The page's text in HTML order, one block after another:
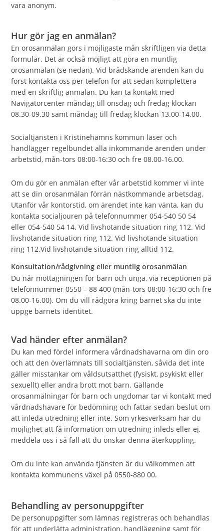
vara anonym.
Hur gör jag en anmälan?
En orosanmälan görs i möjligaste mån skriftligen via detta
formulär. Det är också möjligt att göra en muntlig
orosanmälan (se nedan). Vid brådskande ärenden kan du
först kontakta oss per telefon för att sedan komplettera
med en skriftlig anmälan. Du kan ta kontakt med
Navigatorcenter måndag till onsdag och fredag klockan
08.30-09.30 samt måndag till fredag klockan 13.00-14.00.
Socialtjänsten i Kristinehamns kommun läser och
handlägger regelbundet alla inkommande ärenden under
arbetstid, mån-tors 08:00-16:30 och fre 08.00-16.00.
Om du gör en anmälan efter vår arbetstid kommer vi inte
att se din orosanmälan förrän nästkommande arbetsdag.
Utanför vår kontorstid, om ärendet inte kan vänta, kan du
kontakta socialjouren på telefonnummer 054-540 50 54
eller 054-540 54 14. Vid livshotande situation ring 112. Vid
livshotande situation ring 112. Vid livshotande situation
ring 112.Vid livshotande situation ring alltid 112.
Konsultation/rådgivning eller muntlig orosanmälan
Du når mottagningen för barn och unga, via receptionen på
telefonnummer 0550 – 88 400 (mån-tors 08:00-16:30 och fre
08.00-16.00). Om du vill rådgöra kring barnet ska du inte
uppge barnets identitet.
Vad händer efter anmälan?
Du kan med fördel informera vårdnadshavarna om din oro
och att den överlämnats till socialtjänsten, såvida det inte
gäller misstankar om våldsutsatthet (fysiskt, psykiskt eller
sexuellt) eller andra brott mot barn. Gällande
orosanmälningar för barn och ungdomar tar vi kontakt med
vårdnadshavare för bedömning och fattar sedan beslut om
att inleda utredning eller inte. Som yrkesverksam har du
möjlighet att få information om utredning inleds eller ej,
meddela oss i så fall att du önskar denna återkoppling.
Om du inte kan använda tjänsten är du välkommen att
kontakta kommunens växel på 0550-880 00.
Behandling av personuppgifter
De personuppgifter som lämnas registreras och behandlas
för att underlätta administration, handläggning samt för